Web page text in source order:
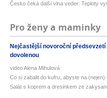
Česko čeká další vlna veder: Teploty
Pro ženy a maminky
Nejčastější novoroční předsevzetí
dovolenou
video Alena Mihulová
Co si zabalit do kufru, abyste na (nejen)
Salát s koprem a dresinkem ze